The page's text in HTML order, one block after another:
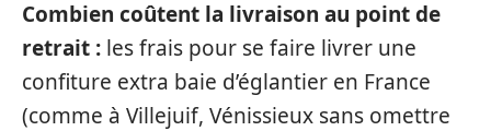
Combien coûtent la livraison au point de
retrait : les frais pour se faire livrer une
confiture extra baie d’églantier en France
(comme à Villejuif, Vénissieux sans omettre